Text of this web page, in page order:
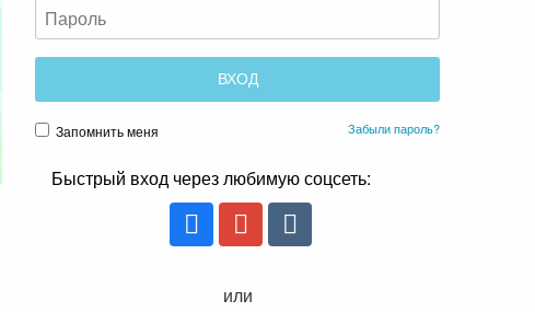
Запомнить меня Забыли пароль?
Быстрый вход через любимую соцсеть:
или